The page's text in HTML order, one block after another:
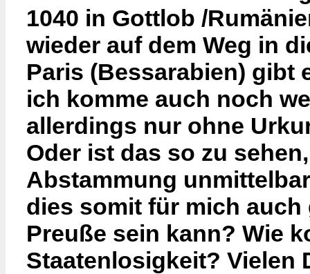
1040 in Gottlob /
wieder auf dem Weg in
Paris (Bessarabien) gibt
ich komme auch noch
allerdings nur ohne
Oder ist das so zu
Abstammung
dies somit für mich
Preuße sein kann? Wie
Staatenlosigkeit? Vielen